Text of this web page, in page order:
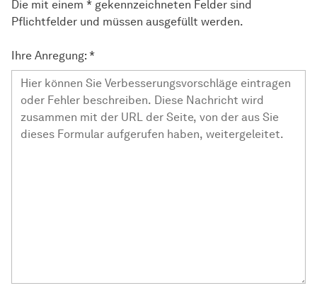
Die mit einem * gekennzeichneten Felder sind
Pflichtfelder und müssen ausgefüllt werden.
Ihre Anregung: *